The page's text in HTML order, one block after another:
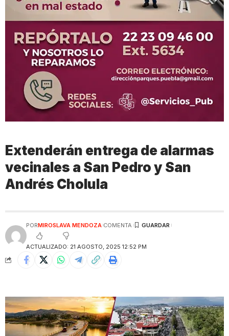
Extenderán entrega de alarmas
vecinales a San Pedro y San
Andrés Cholula
ACTUALIZADO: 21 AGOSTO, 2025 12:52 PM
PORMIROSLAVA MENDOZA COMENTA